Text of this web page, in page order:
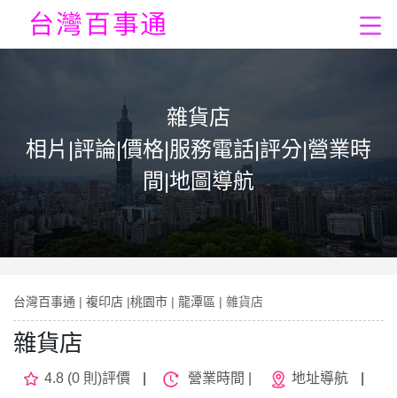
雜貨店
相片|評論|價格|服務電話|評分|營業時
間|地圖導航
台灣百事通 | 複印店 |桃園市 | 龍潭區 | 雜貨店
雜貨店
4.8 (0 則)評價 營業時間 | 地址導航